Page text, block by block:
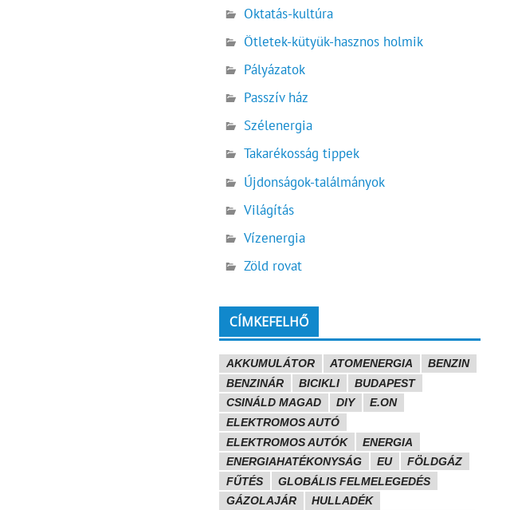
Oktatás-kultúra
Ötletek-kütyük-hasznos holmik
Pályázatok
Passzív ház
Szélenergia
Takarékosság tippek
Újdonságok-találmányok
Világítás
Vízenergia
Zöld rovat
CÍMKEFELHŐ
AKKUMULÁTOR ATOMENERGIA
BENZIN
BENZINÁR
BICIKLI
BUDAPEST
CSINÁLD MAGAD
DIY
E.ON
ELEKTROMOS AUTÓ
ELEKTROMOS AUTÓK
ENERGIA
ENERGIAHATÉKONYSÁG
EU
FÖLDGÁZ
FŰTÉS
GLOBÁLIS FELMELEGEDÉS
GÁZOLAJÁR
HULLADÉK